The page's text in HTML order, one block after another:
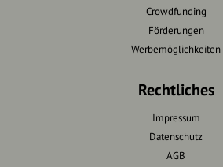
Crowdfunding
Förderungen
Werbemöglichkeiten
Rechtliches
Impressum
Datenschutz
AGB